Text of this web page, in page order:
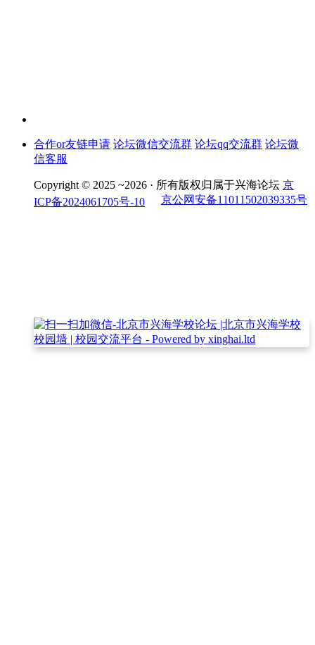
合作or友链申请 论坛微信交流群 论坛qq交流群 论坛微
信客服
Copyright © 2025 ~2026 · 所有版权归属于兴海论坛 京
ICP备2024061705号-10
京公网安备11011502039335号